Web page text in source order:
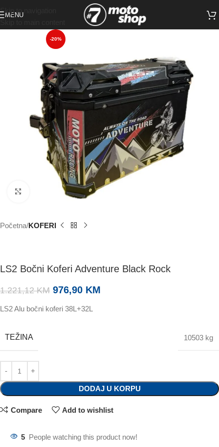
Skip to navigation
MENU
-20%
Click to enlarge
Početna KOFERI
LS2 Bočni Koferi Adventure Black Rock
1.221,12KM 976,90 KM
LS2 Alu bočni koferi 38L+32L
TEŽINA 10503 kg
DODAJ U KORPU
Compare Add to wishlist
5 People watching this product now!